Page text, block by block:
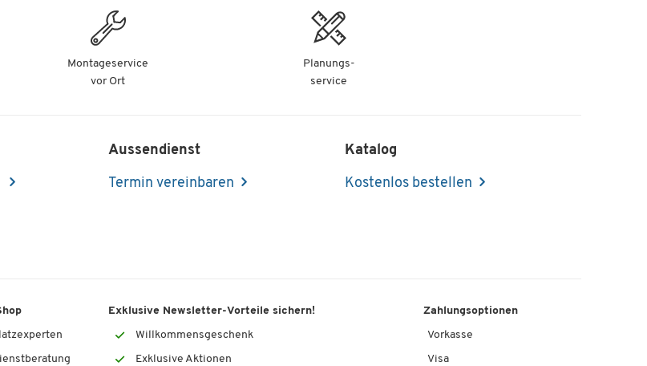
Montageservice
vor Ort
Planungs-
service
Aussendienst
Termin vereinbaren
Katalog
Kostenlos bestellen
Exklusive Newsletter-Vorteile sichern!
Willkommensgeschenk
Exklusive Aktionen
Zahlungsoptionen
Vorkasse
Visa